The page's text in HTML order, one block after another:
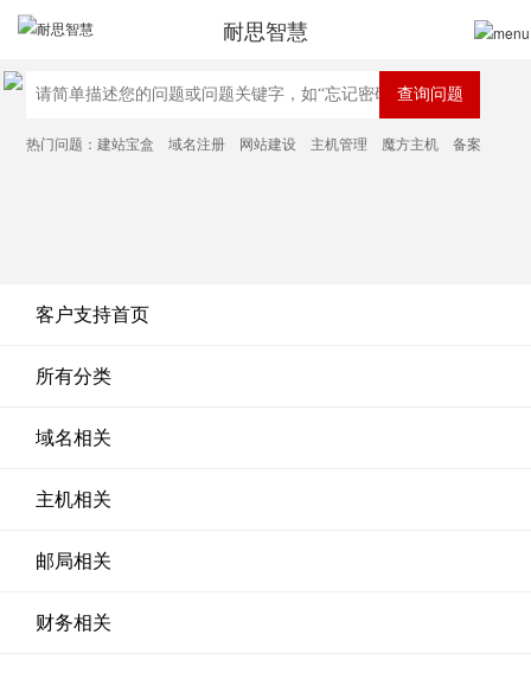
耐思智慧
热门问题：建站宝盒 域名注册 网站建设 主机管理 魔方主机 备案
客户支持首页
所有分类
域名相关
主机相关
邮局相关
财务相关